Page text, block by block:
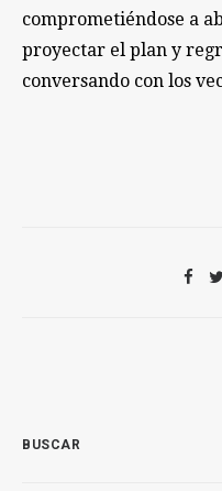
comprometiéndose a
proyectar el plan y
conversando con los
BUSCAR